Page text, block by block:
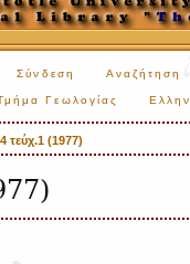
Σύνδεση Αναζήτηση
Γεωλογίας
τεύχ.1 (1977)